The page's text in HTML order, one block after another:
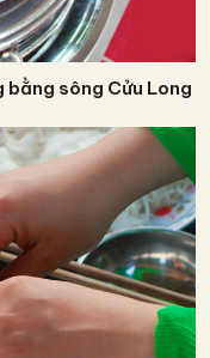
sông Cửu Long